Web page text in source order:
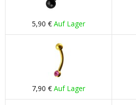
5,90 € Auf Lager
7,90 € Auf Lager